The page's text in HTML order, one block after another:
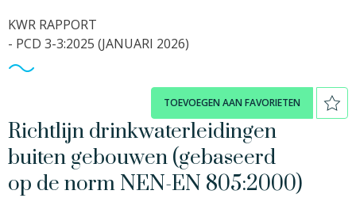
KWR RAPPORT
- PCD 3-3:2025 (JANUARI 2026)
TOEVOEGEN AAN FAVORIETEN
Richtlijn drinkwaterleidingen
buiten gebouwen (gebaseerd
op de norm NEN-EN 805:2000)